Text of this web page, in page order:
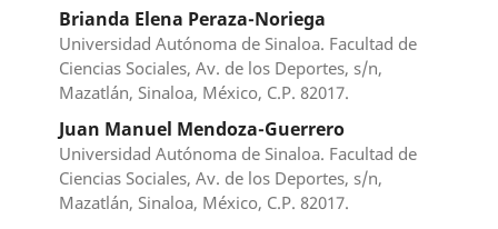
Brianda Elena Peraza-Noriega
Universidad Autónoma de Sinaloa. Facultad de
Ciencias Sociales, Av. de los Deportes, s/n,
Mazatlán, Sinaloa, México, C.P. 82017.
Juan Manuel Mendoza-Guerrero
Universidad Autónoma de Sinaloa. Facultad de
Ciencias Sociales, Av. de los Deportes, s/n,
Mazatlán, Sinaloa, México, C.P. 82017.